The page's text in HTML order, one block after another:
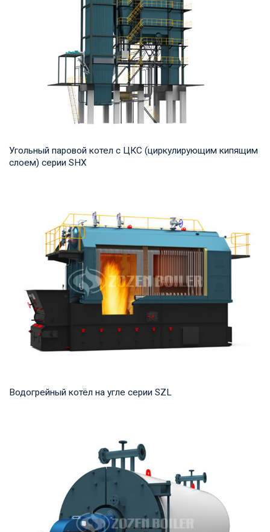
Угольный паровой котел с ЦКС (циркулирующим кипящим
слоем) серии SHX
Водогрейный котёл на угле серии SZL
мощность продукта: 2,8-29 МВт Температура...